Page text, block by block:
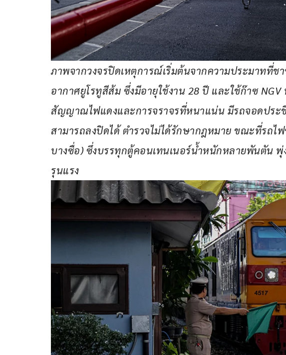
ภาพจากวงจรปิดเหตุการณ์เริ่มต้นจากความประมาทที่ช
อากาศยูโรทูสีส้ม ซึ่งมีอายุใช้งาน 28 ปี และใช้ก๊าซ
สัญญาณไฟแดงและการจราจรที่หนาแน่น มีรถจอดประ
สามารถลงปิดได้ ตำรวจไม่ได้รักษากฎหมาย ขณะที่รถ
บางซื่อ) ซึ่งบรรทุกตู้คอนเทนเนอร์น้ำหนักหลายพันตัน พุ่
รุนแรง